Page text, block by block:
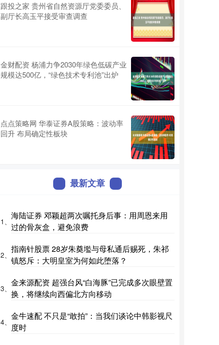
跟投之家 贵州省自然资源厅党委委员、
副厅长高玉平接受审查调查
金财配资 杨浦力争2030年绿色低碳产业
规模达500亿，“绿色技术专利池”出炉
点点策略网 华泰证券A股策略：波动率
回升 布局确定性板块
最新文章
1、
海陆证券 邓颖超两次嘱托身后事：用周恩来用
过的骨灰盒，避免浪费
2、
指南针股票 28岁朱奠壏与母私通后赐死，朱祁
镇怒斥：大明皇室为何如此堕落？
3、
金来源配资 超强台风“白海豚”已完成多次眼壁置
换，将继续向西偏北方向移动
4、
金牛速配 不只是“敢拍”：当我们谈论中韩影视尺
度时